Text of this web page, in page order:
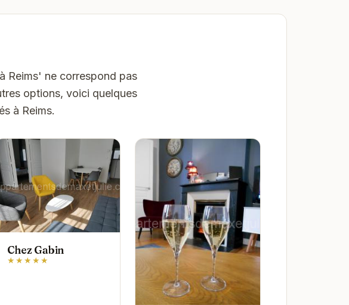
Reims' ne correspond pas
options, voici quelques
à Reims.
Chez Gabin
★★★★★